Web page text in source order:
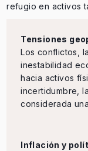
refugio en activos
Tensiones
Los conflictos,
inestabilidad
hacia activos
incertidumbre,
considerada
Inflación y